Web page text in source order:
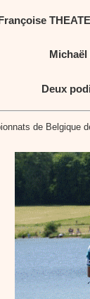
Deux
de Belgique